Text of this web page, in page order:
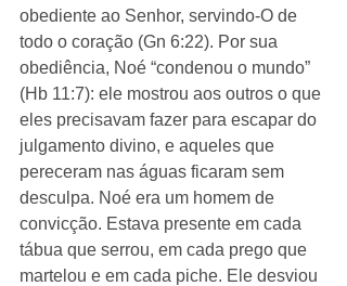
obediente ao Senhor, servindo-O de
todo o coração (Gn 6:22). Por sua
obediência, Noé “condenou o mundo”
(Hb 11:7): ​​ele mostrou aos outros o que
eles precisavam fazer para escapar do
julgamento divino, e aqueles que
pereceram nas águas ficaram sem
desculpa. Noé era um homem de
convicção. Estava presente em cada
tábua que serrou, em cada prego que
martelou e em cada piche. Ele desviou